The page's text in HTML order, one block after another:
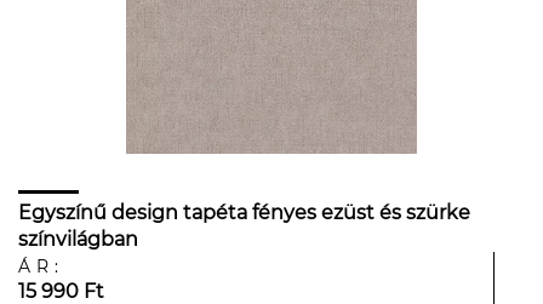
Egyszínű design tapéta fényes ezüst és szürke
színvilágban
ÁR:
15 990 Ft